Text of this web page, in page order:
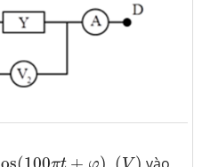
100πt+ φ